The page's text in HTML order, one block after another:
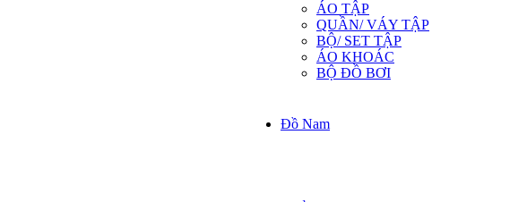
ÁO TẬP
QUẦN/ VÁY TẬP
BỘ/ SET TẬP
ÁO KHOÁC
BỘ ĐỒ BƠI
Đồ Nam